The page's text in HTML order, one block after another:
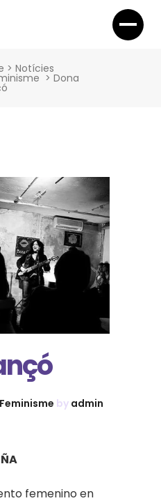
>Notícies
>Dona
Feminisme by admin
femenino en